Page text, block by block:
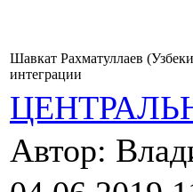
Шавкат Рахматуллаев
интеграции
Автор: